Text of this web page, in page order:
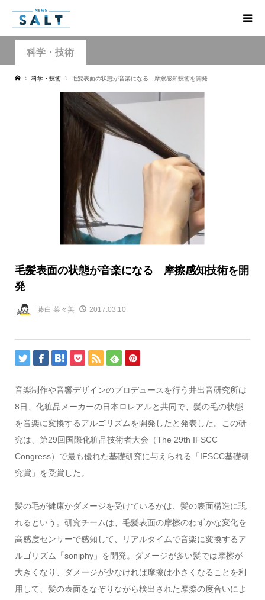
科学・技術
科学・技術 毛髪表面の状態が音楽になる 摩擦感知技術を開発
毛髪表面の状態が音楽になる 摩擦感知技術を開
発
藤白 菜々美 2017.03.10
音楽制作や音響デザインのプロデュースを行う井出音研究所は
8日、化粧品メーカーの日本ロレアルと共同で、髪の毛の状態
を音楽に変換するアルゴリズムを開発したと発表した。この研
究は、第29回国際化粧品技術者大会（The 29th IFSCC
Congress）で最も優れた基礎研究に与えられる「IFSCC基礎研
究賞」を受賞した。
髪の毛が健康かダメージを受けているかは、髪の表面構造に現
れるという。研究チームは、毛髪表面の摩擦のわずかな変化を
高感度センサーで感知して、リアルタイムで音楽に変換するア
ルゴリズム「soniphy」を開発。ダメージが多い髪では摩擦が
大きくなり、ダメージが少なければ摩擦は小さくなることを利
用して、髪の表面をなぞりながら検出された摩擦の度合いによ